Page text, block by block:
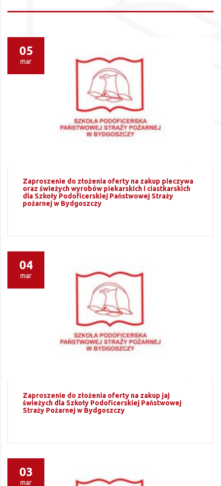
05
mar
Zaproszenie do złożenia oferty na zakup pieczywa
oraz świeżych wyrobów piekarskich i ciastkarskich
dla Szkoły Podoficerskiej Państwowej Straży
pożarnej w Bydgoszczy
04
mar
Zaproszenie do złożenia oferty na zakup jaj
świeżych dla Szkoły Podoficerskiej Państwowej
Straży Pożarnej w Bydgoszczy
03
mar